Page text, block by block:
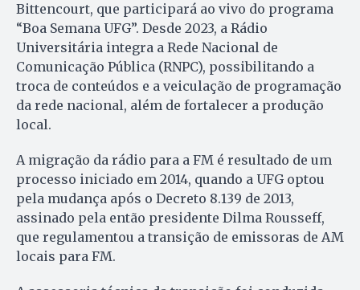
Bittencourt, que participará ao vivo do programa
“Boa Semana UFG”. Desde 2023, a Rádio
Universitária integra a Rede Nacional de
Comunicação Pública (RNPC), possibilitando a
troca de conteúdos e a veiculação de programação
da rede nacional, além de fortalecer a produção
local.
A migração da rádio para a FM é resultado de um
processo iniciado em 2014, quando a UFG optou
pela mudança após o Decreto 8.139 de 2013,
assinado pela então presidente Dilma Rousseff,
que regulamentou a transição de emissoras de AM
locais para FM.